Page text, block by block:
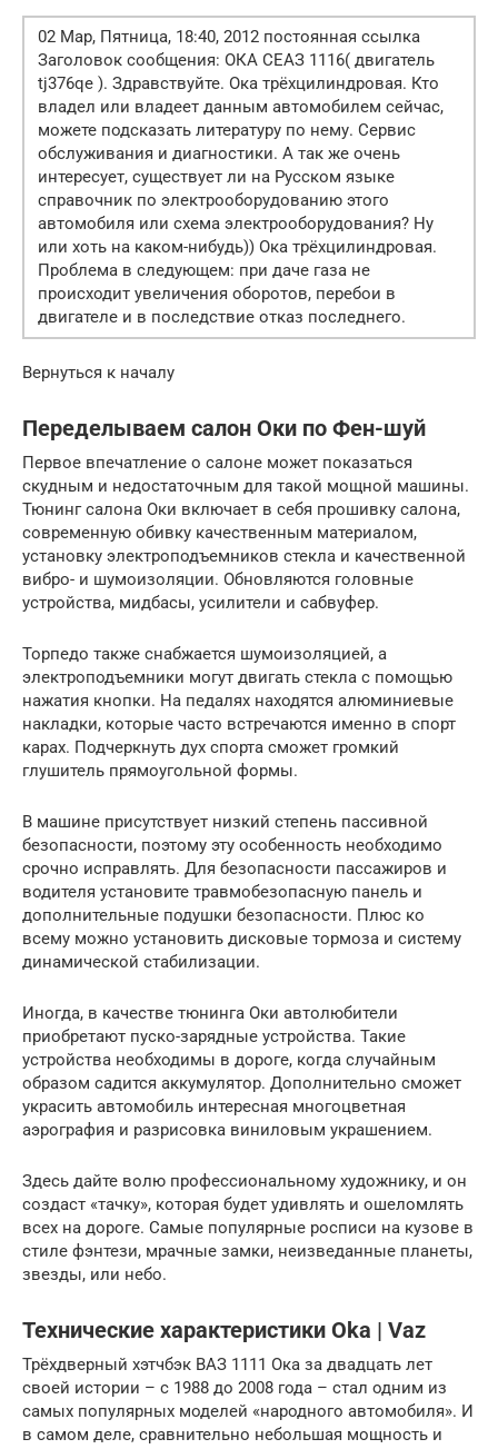
02 Мар, Пятница, 18:40, 2012 постоянная ссылка
Заголовок сообщения: ОКА СЕАЗ 1116( двигатель
tj376qe ). Здравствуйте. Ока трёхцилиндровая. Кто
владел или владеет данным автомобилем сейчас,
можете подсказать литературу по нему. Сервис
обслуживания и диагностики. А так же очень
интересует, существует ли на Русском языке
справочник по электрооборудованию этого
автомобиля или схема электрооборудования? Ну
или хоть на каком-нибудь)) Ока трёхцилиндровая.
Проблема в следующем: при даче газа не
происходит увеличения оборотов, перебои в
двигателе и в последствие отказ последнего.
Вернуться к началу
Переделываем салон Оки по Фен-шуй
Первое впечатление о салоне может показаться
скудным и недостаточным для такой мощной машины.
Тюнинг салона Оки включает в себя прошивку салона,
современную обивку качественным материалом,
установку электроподъемников стекла и качественной
вибро- и шумоизоляции. Обновляются головные
устройства, мидбасы, усилители и сабвуфер.
Торпедо также снабжается шумоизоляцией, а
электроподъемники могут двигать стекла с помощью
нажатия кнопки. На педалях находятся алюминиевые
накладки, которые часто встречаются именно в спорт
карах. Подчеркнуть дух спорта сможет громкий
глушитель прямоугольной формы.
В машине присутствует низкий степень пассивной
безопасности, поэтому эту особенность необходимо
срочно исправлять. Для безопасности пассажиров и
водителя установите травмобезопасную панель и
дополнительные подушки безопасности. Плюс ко
всему можно установить дисковые тормоза и систему
динамической стабилизации.
Иногда, в качестве тюнинга Оки автолюбители
приобретают пуско-зарядные устройства. Такие
устройства необходимы в дороге, когда случайным
образом садится аккумулятор. Дополнительно сможет
украсить автомобиль интересная многоцветная
аэрография и разрисовка виниловым украшением.
Здесь дайте волю профессиональному художнику, и он
создаст «тачку», которая будет удивлять и ошеломлять
всех на дороге. Самые популярные росписи на кузове в
стиле фэнтези, мрачные замки, неизведанные планеты,
звезды, или небо.
Технические характеристики Oka | Vaz
Трёхдверный хэтчбэк ВАЗ 1111 Ока за двадцать лет
своей истории – с 1988 до 2008 года – стал одним из
самых популярных моделей «народного автомобиля». И
в самом деле, сравнительно небольшая мощность и